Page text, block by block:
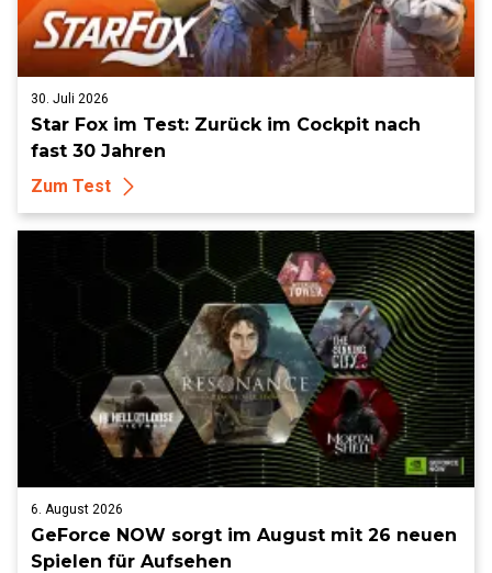
30. Juli 2026
Star Fox im Test: Zurück im Cockpit nach
fast 30 Jahren
Zum Test
6. August 2026
GeForce NOW sorgt im August mit 26 neuen
Spielen für Aufsehen